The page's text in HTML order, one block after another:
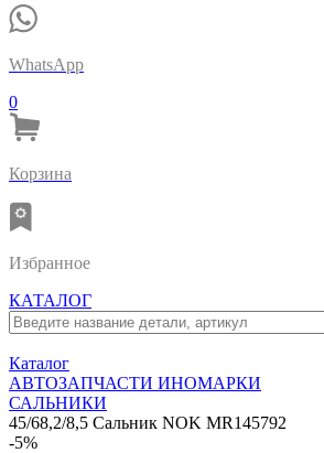
WhatsApp
0
Корзина
Избранное
КАТАЛОГ
Каталог
АВТОЗАПЧАСТИ ИНОМАРКИ
САЛЬНИКИ
45/68,2/8,5 Сальник NOK MR145792
-5%